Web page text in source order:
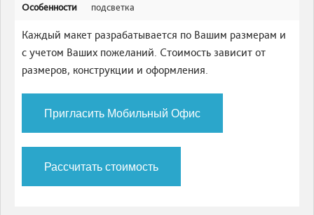
Особенности подсветка
Каждый макет разрабатывается по Вашим размерам и
с учетом Ваших пожеланий. Стоимость зависит от
размеров, конструкции и оформления.
Пригласить Мобильный Офис
Рассчитать стоимость